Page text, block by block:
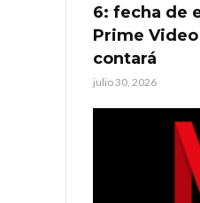
6: fecha de
Prime
contará
julio 30, 2026